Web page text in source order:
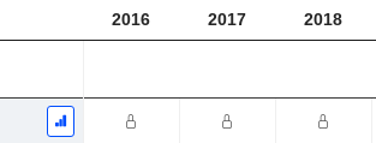
2016 2017 2018